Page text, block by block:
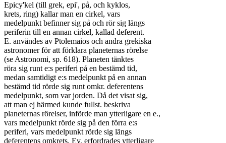
Epicy'kel (till grek, epi', på, och kyklos,
krets, ring) kallar man en cirkel, vars
medelpunkt befinner sig på och rör sig längs
periferin till en annan cirkel, kallad deferent.
E. användes av Ptolemaios och andra grekiska
astronomer för att förklara planeternas rörelse
(se Astronomi, sp. 618). Planeten tänktes
röra sig runt e:s periferi på en bestämd tid,
medan samtidigt e:s medelpunkt på en annan
bestämd tid rörde sig runt omkr. deferentens
medelpunkt, som var jorden. Då det visat sig,
att man ej härmed kunde fullst. beskriva
planeternas rörelser, införde man ytterligare en e.,
vars medelpunkt rörde sig på den förra e:s
periferi, vars medelpunkt rörde sig längs
deferentens omkrets. Ev. erfordrades ytterligare